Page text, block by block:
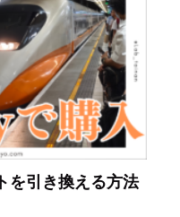
を引き換える方法